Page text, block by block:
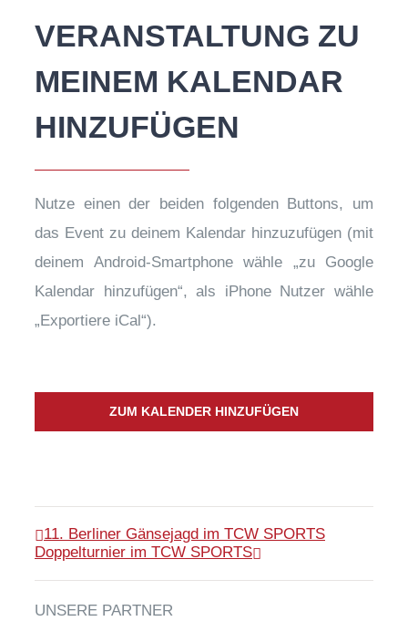
VERANSTALTUNG ZU
MEINEM KALENDAR
HINZUFÜGEN
Nutze einen der beiden folgenden Buttons, um
das Event zu deinem Kalendar hinzuzufügen (mit
deinem Android-Smartphone wähle „zu Google
Kalendar hinzufügen“, als iPhone Nutzer wähle
„Exportiere iCal“).
ZUM KALENDER HINZUFÜGEN
11. Berliner Gänsejagd im TCW SPORTS
Doppelturnier im TCW SPORTS
UNSERE PARTNER